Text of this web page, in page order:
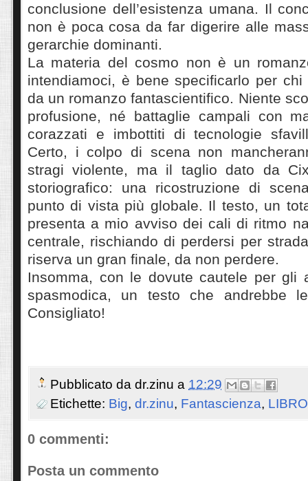
conclusione dell’esistenza umana. Il
non è poca cosa da far digerire alle
gerarchie dominanti.
La materia del cosmo non è un
intendiamoci, è bene specificarlo per
da un romanzo fantascientifico. Niente
profusione, né battaglie campali con
corazzati e imbottiti di tecnologie
Certo, i colpo di scena non
stragi violente, ma il taglio dato da
storiografico: una ricostruzione di
punto di vista più globale. Il testo, un
presenta a mio avviso dei cali di ritmo
centrale, rischiando di perdersi per
riserva un gran finale, da non perdere.
Insomma, con le dovute cautele per gli
spasmodica, un testo che andrebbe
Consigliato!
Pubblicato da dr.zinu a 12:29
Etichette: Big, dr.zinu, Fantascienza, LIBRO
0 commenti:
Posta un commento